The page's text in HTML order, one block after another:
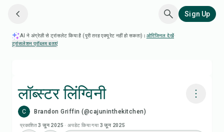
Sign Up
AI ने अंग्रेज़ी से ट्रांसलेट किया है (पूरी तरह एक्यूरेट नहीं हो सकता)। ओरिजिनल देखें·
ट्रांसलेशन प्रॉब्लम बताएं
लॉब्स्टर लिंग्विनी
C Brandon Griffin (@cajuninthekitchen)
प्रकाशित 3 जून 2025 ·अपडेट किया गया 3 जून 2025